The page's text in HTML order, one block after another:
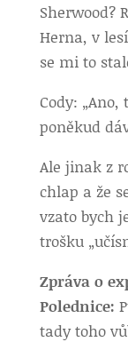
Sherwood?
Herna, v
se mi to
Cody:
poněkud
Ale jinak z
chlap a že
vzato bych
trošku
Zpráva o
Polednice:
tady toho